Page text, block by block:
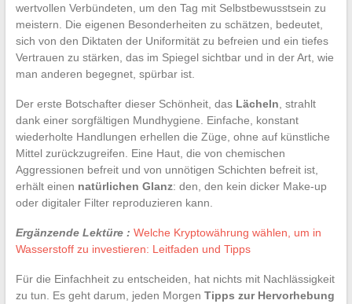
wertvollen Verbündeten, um den Tag mit Selbstbewusstsein zu
meistern. Die eigenen Besonderheiten zu schätzen, bedeutet,
sich von den Diktaten der Uniformität zu befreien und ein tiefes
Vertrauen zu stärken, das im Spiegel sichtbar und in der Art, wie
man anderen begegnet, spürbar ist.
Der erste Botschafter dieser Schönheit, das Lächeln , strahlt
dank einer sorgfältigen Mundhygiene. Einfache, konstant
wiederholte Handlungen erhellen die Züge, ohne auf künstliche
Mittel zurückzugreifen. Eine Haut, die von chemischen
Aggressionen befreit und von unnötigen Schichten befreit ist,
erhält einen natürlichen Glanz: den, den kein dicker Make-up
oder digitaler Filter reproduzieren kann.
Ergänzende Lektüre : Welche Kryptowährung wählen, um in
Wasserstoff zu investieren: Leitfaden und Tipps
Für die Einfachheit zu entscheiden, hat nichts mit Nachlässigkeit
zu tun. Es geht darum, jeden Morgen Tipps zur Hervorhebung